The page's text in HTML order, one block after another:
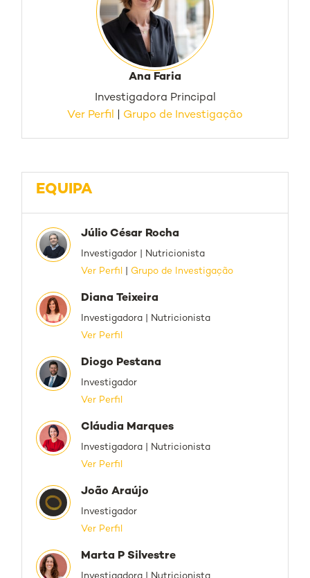
Ana Faria
Investigadora Principal
Ver Perfil
Grupo de Investigação
EQUIPA
Júlio César Rocha
Investigador | Nutricionista
Ver Perfil
Grupo de Investigação
Diana Teixeira
Investigadora | Nutricionista
Ver Perfil
Diogo Pestana
Investigador
Ver Perfil
Cláudia Marques
Investigadora | Nutricionista
Ver Perfil
João Araújo
Investigador
Ver Perfil
Marta P Silvestre